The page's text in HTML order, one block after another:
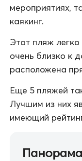
мероприятиях,
каякинг.
Этот пляж
очень близко к
расположена
Еще 5 пляжей
Лучшим из них
имеющий
Панорама